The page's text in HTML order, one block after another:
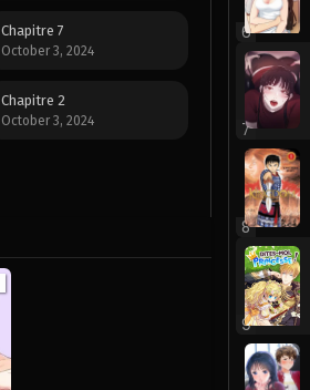
Chapitre 7
October 3, 2024
Chapitre 2
October 3, 2024
6
7
8
9